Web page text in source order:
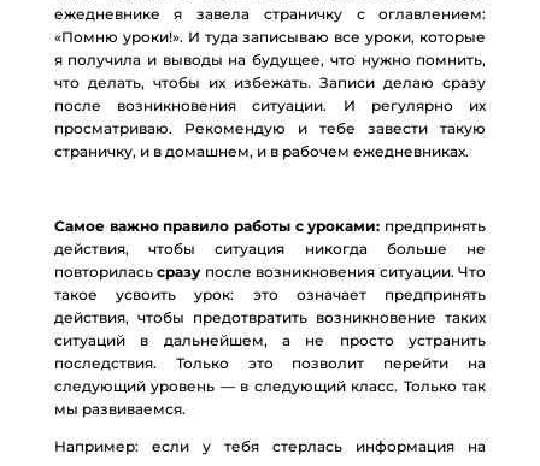
ежедневнике я завела страничку с оглавлением:
«Помню уроки!». И туда записываю все уроки, которые
я получила и выводы на будущее, что нужно помнить,
что делать, чтобы их избежать. Записи делаю сразу
после возникновения ситуации. И регулярно их
просматриваю. Рекомендую и тебе завести такую
страничку, и в домашнем, и в рабочем ежедневниках.
Самое важно правило работы с уроками: предпринять
действия, чтобы ситуация никогда больше не
повториласьсразупосле возникновения ситуации. Что
такое усвоить урок: это означает предпринять
действия, чтобы предотвратить возникновение таких
ситуаций в дальнейшем, а не просто устранить
последствия. Только это позволит перейти на
следующий уровень — в следующий класс. Только так
мы развиваемся.
Например: если у тебя стерлась информация на